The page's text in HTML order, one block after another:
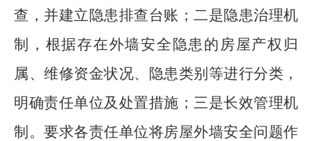
查，并建立隐患排查台账；二是隐患治理机
制，根据存在外墙安全隐患的房屋产权归
属、维修资金状况、隐患类别等进行分类，
明确责任单位及处置措施；三是长效管理机
制。要求各责任单位将房屋外墙安全问题作